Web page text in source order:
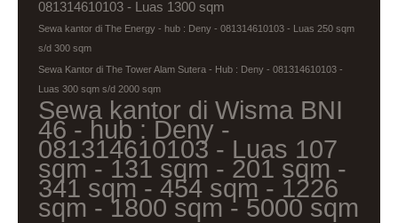
081314610103 - Luas 1300 sqm
Sewa kantor di The Energy - hub : Deny - 081314610103 - Luas 250 sqm
s/d 300 sqm
Sewa Kantor di The Tower Alam Sutera - Hub : Deny - 081314610103 -
Luas 300 sqm s/d 2000 sqm
Sewa kantor di Wisma BNI
46 - hub : Deny -
081314610103 - Luas 107
sqm - 131 sqm - 201 sqm -
341 sqm - 454 sqm - 1226
sqm - 1800 sqm - 5000 sqm